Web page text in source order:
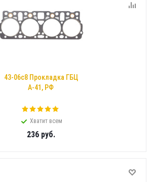
43-06с8 Прокладка ГБЦ
А-41, РФ
Хватит всем
236руб.